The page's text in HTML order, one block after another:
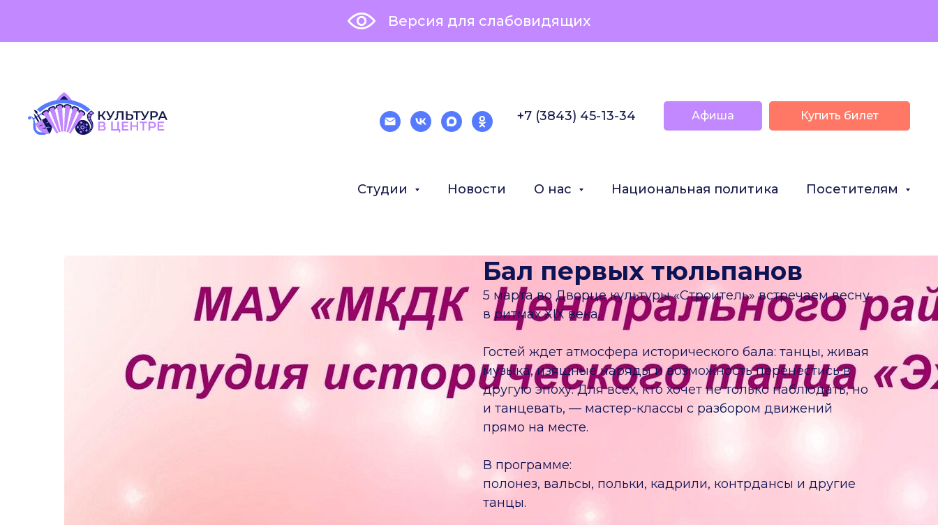
Версия для слабовидящих
+7 (3843) 45-13-34 Афиша Купить билет
Студии Новости О нас Национальная политика Посетителям
Бал первых тюльпанов
5 марта во Дворце культуры «Строитель» встречаем весну
в ритмах XIX века.
Гостей ждет атмосфера исторического бала: танцы, живая
музыка, изящные наряды и возможность перенестись в
другую эпоху. Для всех, кто хочет не только наблюдать, но
и танцевать, — мастер-классы с разбором движений
прямо на месте.
В программе:
полонез, вальсы, польки, кадрили, контрдансы и другие
танцы.